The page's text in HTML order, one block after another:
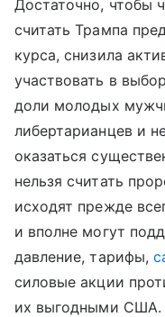
Достаточно, чтобы
считать Трампа
курса, снизила
участвовать в
доли молодых
либертарианцев и
оказаться
нельзя считать
исходят прежде
и вполне могут
давление, тарифы,
силовые акции
их выгодными США.